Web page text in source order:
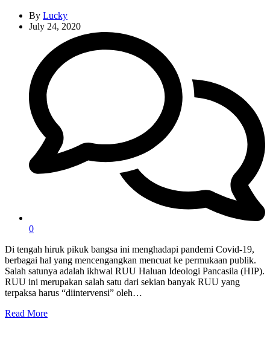
By Lucky
July 24, 2020
0
Di tengah hiruk pikuk bangsa ini menghadapi pandemi Covid-19,
berbagai hal yang mencengangkan mencuat ke permukaan publik.
Salah satunya adalah ikhwal RUU Haluan Ideologi Pancasila (HIP).
RUU ini merupakan salah satu dari sekian banyak RUU yang
terpaksa harus “diintervensi” oleh…
Read More